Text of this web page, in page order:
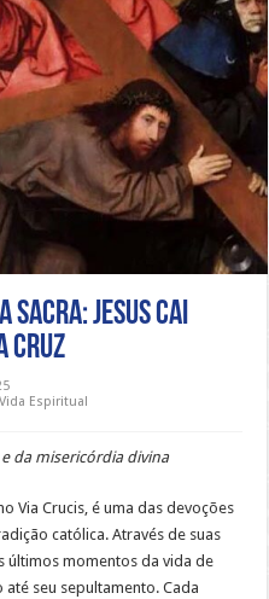
Sacra: Jesus cai
cruz
Espiritual
da misericórdia divina
Via Crucis, é uma das devoções
católica. Através de suas
últimos momentos da vida de
até seu sepultamento. Cada